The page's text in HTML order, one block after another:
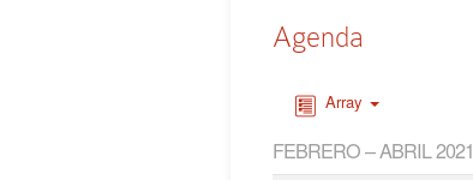
Agenda
Array
FEBRERO – ABRIL 2021